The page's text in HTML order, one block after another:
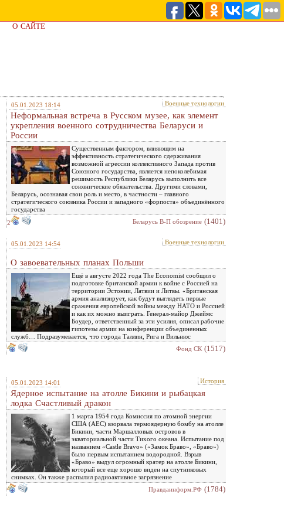
О САЙТЕ
05.01.2023 18:14 Военные технологии
Неформальная встреча в Русском музее, как элемент
укрепления военного сотрудничества Беларуси и
России
Существенным фактором, влияющим на
эффективность стратегического сдерживания
возможной агрессии коллективного Запада против
Союзного государства, является непоколебимая
решимость Республики Беларусь выполнить все
союзнические обязательства. Другими словами,
Беларусь, осознавая свои роль и место, в частности – главного
стратегического союзника России и западного «форпоста» объединённого
государства
2
Беларусь В-П обозрение (1401)
05.01.2023 14:54 Военные технологии
О завоевательных планах Польши
Ещё в августе 2022 года The Economist сообщил о
подготовке британской армии к войне с Россией на
территории Эстонии, Латвии и Литвы. «Британская
армия анализирует, как будут выглядеть первые
сражения европейской войны между НАТО и Россией
и как их можно выиграть. Генерал-майор Джеймс
Боудер, ответственный за эти усилия, описал рабочие
гипотезы армии на конференции объединенных
служб… Подразумевается, что города Таллин, Рига и Вильнюс
Фонд СК (1517)
05.01.2023 14:01 История
Ядерное испытание на атолле Бикини и рыбацкая
лодка Счастливый дракон
1 марта 1954 года Комиссия по атомной энергии
США (AEC) взорвала термоядерную бомбу на атолле
Бикини, части Маршалловых островов в
экваториальной части Тихого океана. Испытание под
названием «Castle Bravo» («Замок Браво», «Браво»)
было первым испытанием водородной. Взрыв
«Браво» выдул огромный кратер на атолле Бикини,
который все еще хорошо виден на спутниковых
снимках. Он также распылил радиоактивное загрязнение
Правдаинформ.РФ (1784)